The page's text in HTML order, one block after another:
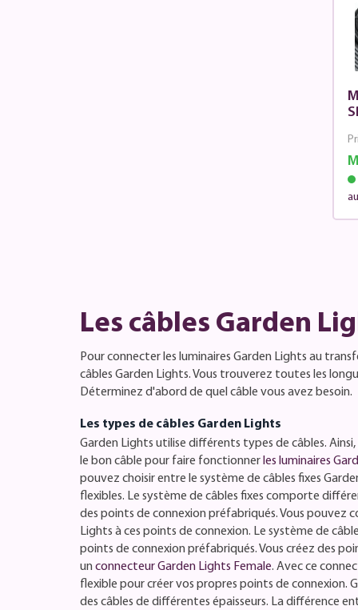
Les câbles Garden
Pour connecter les luminaires Garden Lights au
câbles Garden Lights. Vous trouverez toutes les
Déterminez d'abord de quel câble vous avez besoin.
Les types de câbles Garden Lights
Garden Lights utilise différents types de câbles.
le bon câble pour faire fonctionner les luminaires
pouvez choisir entre le système de câbles fixes
flexibles. Le système de câbles fixes comporte
des points de connexion préfabriqués. Vous pouvez
Lights à ces points de connexion. Le système de
points de connexion préfabriqués. Vous créez des
un connecteur Garden Lights Female. Avec ce
flexible pour créer vos propres points de connexion.
des câbles de différentes épaisseurs. La différence